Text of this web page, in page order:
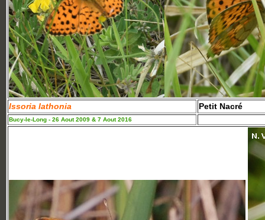
Issoria lathonia Petit Nacré
Bucy-le-Long - 26 Aout 2009 & 7 Aout 2016